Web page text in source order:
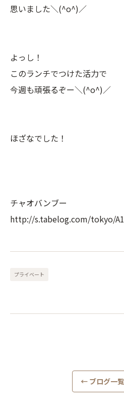
思いました＼(^o^)／
よっし！
このランチでつけた活力で
今週も頑張るぞー＼(^o^)／
ほざなでした！
チャオバンブー
http://s.tabelog.com/tokyo/
プライベート
← ブログ一